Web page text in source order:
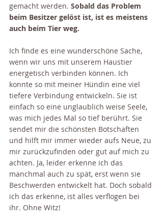
gemacht werden. Sobald das Problem
beim Besitzer gelöst ist, ist es meistens
auch beim Tier weg.
Ich finde es eine wunderschöne Sache,
wenn wir uns mit unserem Haustier
energetisch verbinden können. Ich
konnte so mit meiner Hündin eine viel
tiefere Verbindung entwickeln. Sie ist
einfach so eine unglaublich weise Seele,
was mich jedes Mal so tief berührt. Sie
sendet mir die schönsten Botschaften
und hilft mir immer wieder aufs Neue, zu
mir zurückzufinden oder gut auf mich zu
achten. Ja, leider erkenne ich das
manchmal auch zu spät, erst wenn sie
Beschwerden entwickelt hat. Doch sobald
ich das erkenne, ist alles verflogen bei
ihr. Ohne Witz!